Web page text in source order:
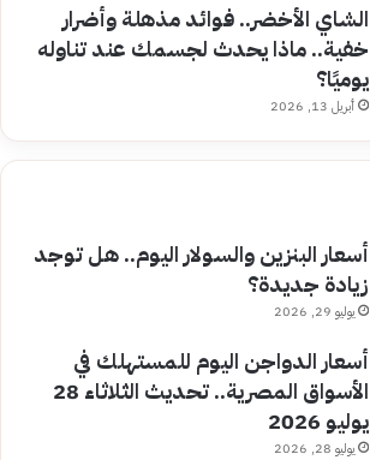
الشاي الأخضر.. فوائد مذهلة وأضرار
خفية.. ماذا يحدث لجسمك عند تناوله
يوميًا؟
أبريل 13, 2026
أسعار البنزين والسولار اليوم.. هل توجد
زيادة جديدة؟
يوليو 29, 2026
أسعار الدواجن اليوم للمستهلك في
الأسواق المصرية.. تحديث الثلاثاء 28
يوليو 2026
يوليو 28, 2026